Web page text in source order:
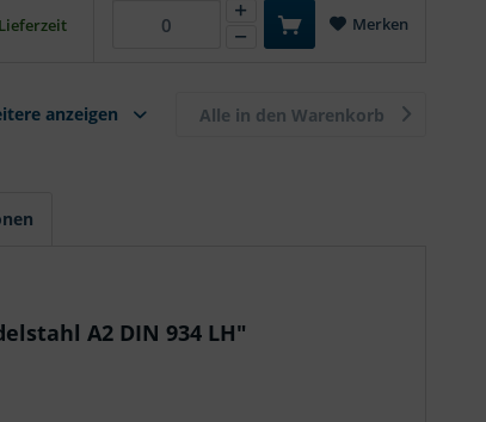
Merken
anzeigen Alle in den Warenkorb
A2 DIN 934 LH"